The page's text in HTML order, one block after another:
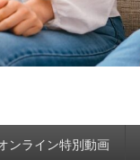
ンライン特別動画